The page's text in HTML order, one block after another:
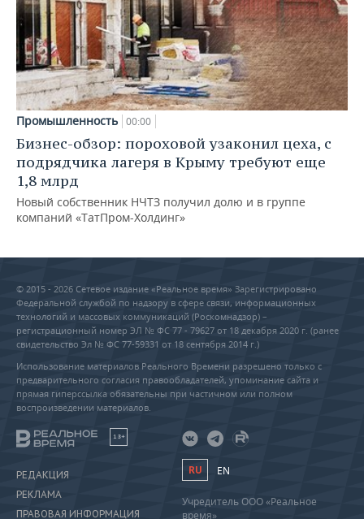
Промышленность 00:00
Бизнес-обзор: пороховой узаконил цеха, с
подрядчика лагеря в Крыму требуют еще
1,8 млрд
Новый собственник НЧТЗ получил долю и в группе
компаний «ТатПром-Холдинг»
© 2015 - 2026 Сетевое издание «Реальное время» Зарегистрировано
Федеральной службой по надзору в сфере связи, информационных
технологий и массовых коммуникаций (Роскомнадзор) –
регистрационный номер ЭЛ № ФС 77 - 79627 от 18 декабря 2020 г. (ранее
свидетельство Эл № ФС 77-59331 от 18 сентября 2014 г.)
Использование материалов Реального Времени разрешено только с
предварительного согласия правообладателей, упоминание сайта и
прямая гиперссылка обязательны при частичном или полном
воспроизведении материалов.
18+
РЕДАКЦИЯ
РЕКЛАМА
ПРАВОВАЯ ИНФОРМАЦИЯ
RU EN
Учредитель ООО «Реальное
время»